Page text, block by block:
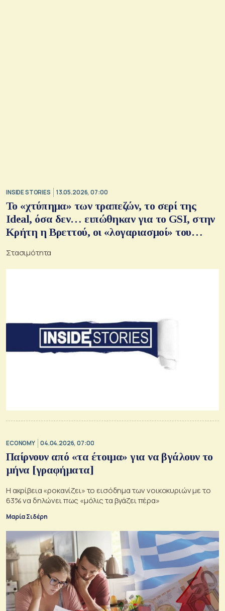
INSIDE STORIES 13.05.2026, 07:00
Το «χτύπημα» των τραπεζών, το σερί της
Ideal, όσα δεν… ειπώθηκαν για το GSI, στην
Κρήτη η Βρεττού, οι «λογαριασμοί» του
Στασιμότητα
ECONOMY 04.04.2026, 07:00
Παίρνουν από «τα έτοιμα» για να βγάλουν το
μήνα [γραφήματα]
H ακρίβεια «ροκανίζει» το εισόδημα των νοικοκυριών με το
63% να δηλώνει πως «μόλις τα βγάζει πέρα»
Μαρία Σιδέρη